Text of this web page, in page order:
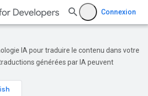
Connexion
IA pour traduire le contenu dans votre
générées par IA peuvent